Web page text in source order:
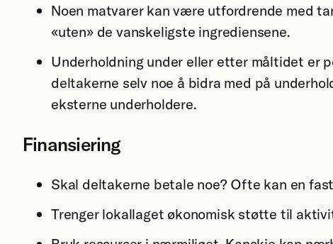
Noen matvarer kan være utfordrende med
«uten» de vanskeligste ingrediensene.
Underholdning under eller etter måltidet er
deltakerne selv noe å bidra med på
eksterne underholdere.
Finansiering
Skal deltakerne betale noe? Ofte kan en
Trenger lokallaget økonomisk støtte til